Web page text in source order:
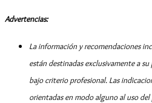
Advertencias:
La información y recomendaciones
están destinadas exclusivamente a
bajo criterio profesional. Las
orientadas en modo alguno al uso